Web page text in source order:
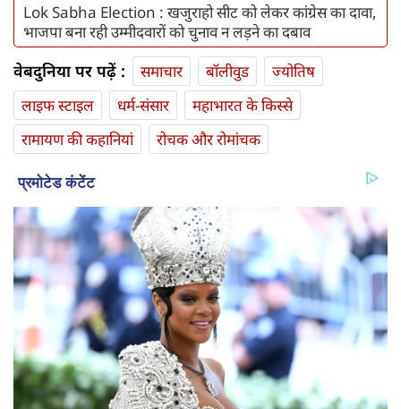
Lok Sabha Election : खजुराहो सीट को लेकर कांग्रेस का दावा,
भाजपा बना रही उम्मीदवारों को चुनाव न लड़ने का दबाव
वेबदुनिया पर पढ़ें : समाचार बॉलीवुड
ज्योतिष
लाइफ स्‍टाइल
धर्म-संसार
महाभारत के किस्से
रामायण की कहानियां
रोचक और रोमांचक